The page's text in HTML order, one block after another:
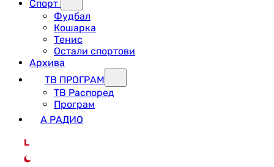
Спорт
Фудбал
Кошарка
Тенис
Остали спортови
Архива
ТВ ПРОГРАМ
ТВ Распоред
Програм
А РАДИО
L